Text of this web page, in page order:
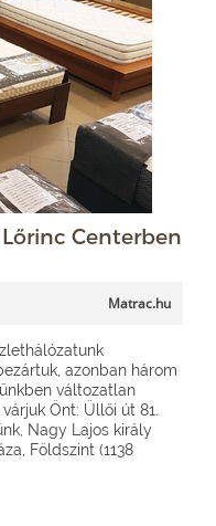
Centerben
Matrac.hu
azonban három
változatlan
Önt: Üllői út 81.
Nagy Lajos király
Földszint (1138